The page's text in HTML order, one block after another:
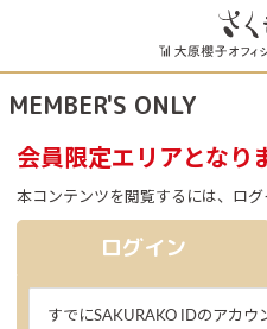
MEMBER'S ONLY
会員限定エリアとなり
本コンテンツを閲覧するには、ログ
ログイン
すでにSAKURAKO IDのアカウ